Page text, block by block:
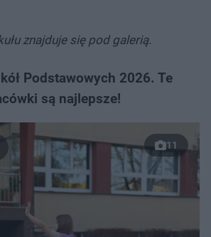
znajduje się pod galerią.
Podstawowych 2026. Te
są najlepsze!
11